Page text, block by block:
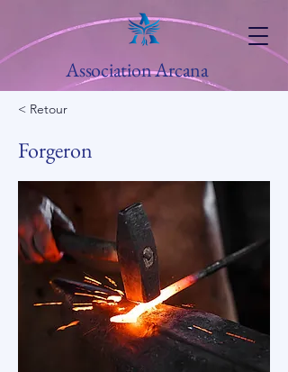
Association Arcana
< Retour
Forgeron